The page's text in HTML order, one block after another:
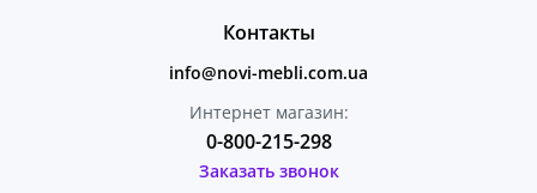
Контакты
info@novi-mebli.com.ua
Интернет магазин:
0-800-215-298
Заказать звонок